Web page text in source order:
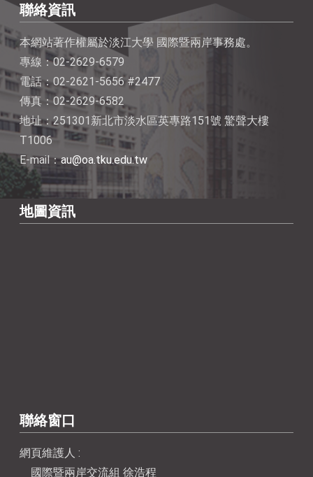
聯絡資訊
本網站著作權屬於淡江大學 國際暨兩岸事務處。
專線：02-2629-6579
電話：02-2621-5656 #2477
傳真：02-2629-6582
地址：251301新北市淡水區英專路151號 驚聲大樓
T1006
E-mail：au@oa.tku.edu.tw
地圖資訊
聯絡窗口
網頁維護人 :
國際暨兩岸交流組 徐浩程